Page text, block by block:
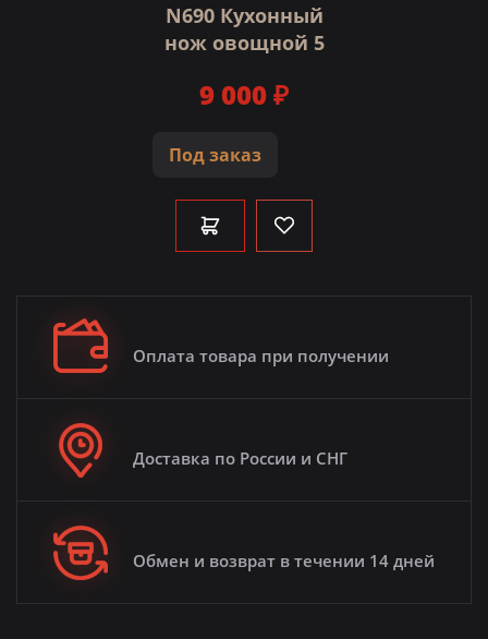
N690 Кухонный
нож овощной 5
Под заказ
9 000 ₽
Оплата товара при получении
Доставка по России и СНГ
Обмен и возврат в течении 14 дней